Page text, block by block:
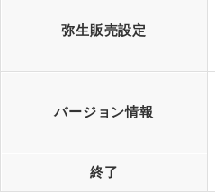
弥生販売設定
バージョン情報
終了